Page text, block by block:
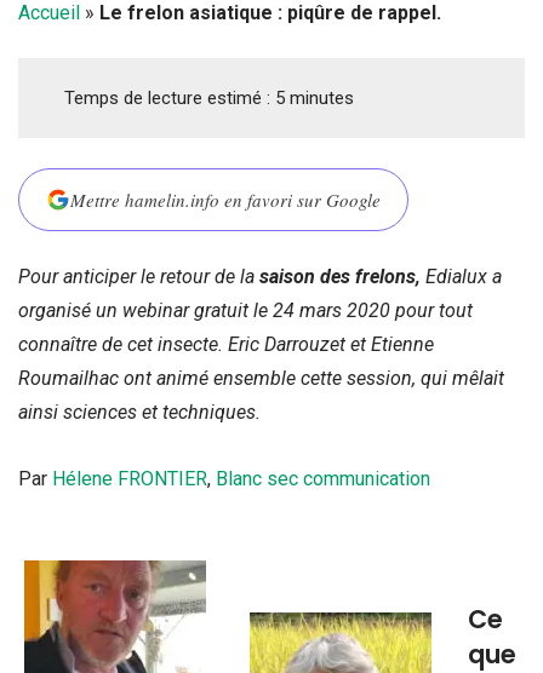
Accueil » Le frelon asiatique : piqûre de rappel.
Temps de lecture estimé : 5 minutes
Mettre hamelin.info en favori sur Google
Pour anticiper le retour de la saison des frelons, Edialux a
organisé un webinar gratuit le 24 mars 2020 pour tout
connaître de cet insecte. Eric Darrouzet et Etienne
Roumailhac ont animé ensemble cette session, qui mêlait
ainsi sciences et techniques.
Par Hélene FRONTIER, Blanc sec communication
Ce
que